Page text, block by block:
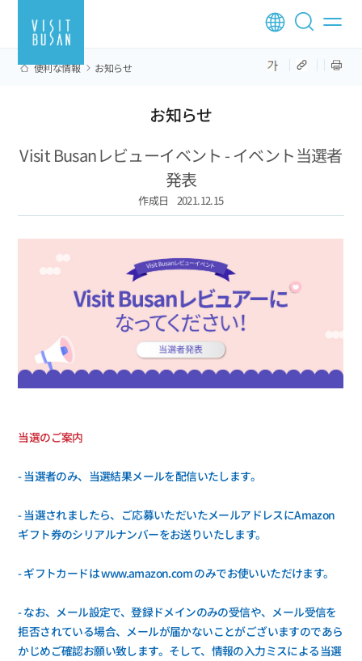
便利な情報 お知らせ
お知らせ
Visit Busanレビューイベント - イベント当選者
発表
作成日 2021.12.15
当選のご案内
- 当選者のみ、当選結果メールを配信いたします。
- 当選されましたら、ご応募いただいたメールアドレスにAmazon
ギフト券のシリアルナンバーをお送りいたします。
- ギフトカードは www.amazon.com のみでお使いいただけます。
- なお、メール設定で、登録ドメインのみの受信や、メール受信を
拒否されている場合、メールが届かないことがございますのであら
かじめご確認お願い致します。そして、情報の入力ミスによる当選